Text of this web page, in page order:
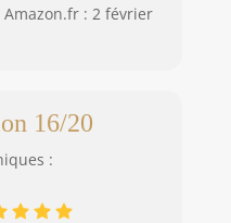
: 2 février
16/20
: